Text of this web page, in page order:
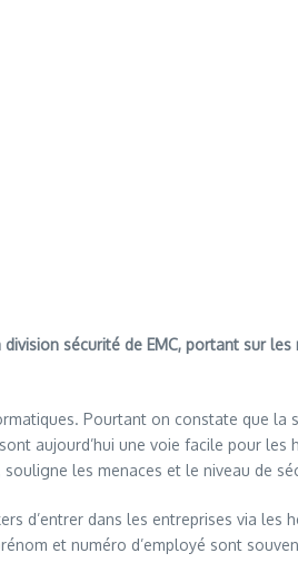
sécurité de EMC, portant sur
Pourtant on constate que
aujourd’hui une voie facile pour les
les menaces et le niveau de
dans les entreprises via les
et numéro d’employé sont